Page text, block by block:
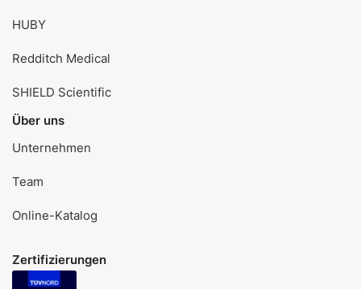
HUBY
Redditch Medical
SHIELD Scientific
Über uns
Unternehmen
Team
Online-Katalog
Zertifizierungen